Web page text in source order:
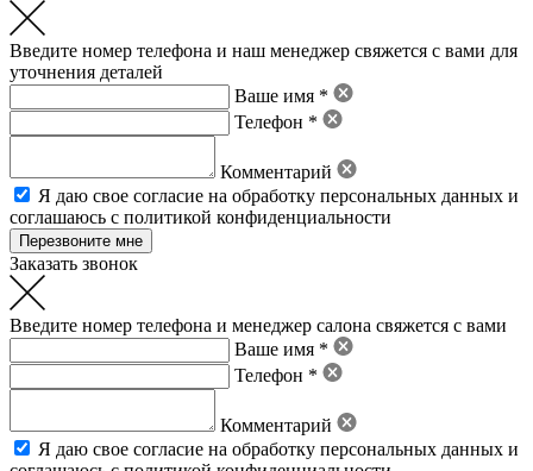
Введите номер телефона и наш менеджер свяжется с вами для
уточнения деталей
Ваше имя *
Телефон *
Комментарий
Я даю свое согласие на обработку персональных данных и
соглашаюсь с политикой конфиденциальности
Заказать звонок
Введите номер телефона и менеджер салона свяжется с вами
Ваше имя *
Телефон *
Комментарий
Я даю свое согласие на обработку персональных данных и